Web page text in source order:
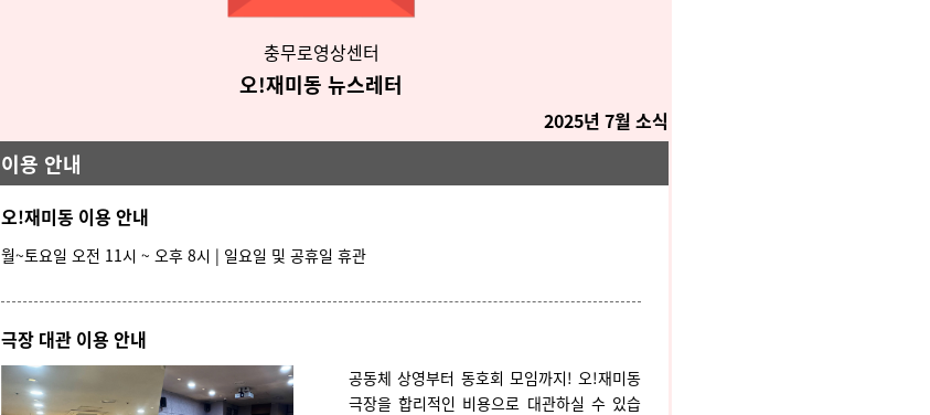
충무로영상센터
오!재미동 뉴스레터
2025년 7월 소식
이용 안내
오!재미동 이용 안내
월~토요일 오전 11시 ~ 오후 8시 | 일요일 및 공휴일 휴관
극장 대관 이용 안내
공동체 상영부터 동호회 모임까지! 오!재미동
극장을 합리적인 비용으로 대관하실 수 있습